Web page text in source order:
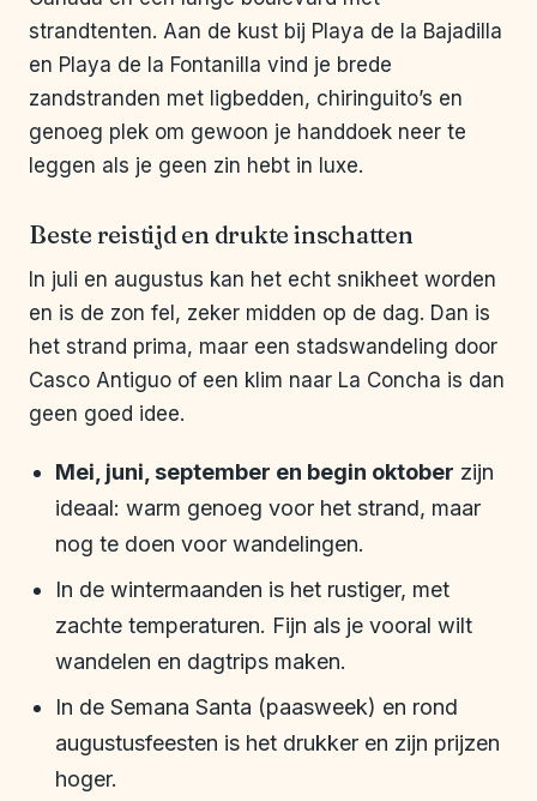
strandtenten. Aan de kust bij Playa de la Bajadilla
en Playa de la Fontanilla vind je brede
zandstranden met ligbedden, chiringuito’s en
genoeg plek om gewoon je handdoek neer te
leggen als je geen zin hebt in luxe.
Beste reistijd en drukte inschatten
In juli en augustus kan het echt snikheet worden
en is de zon fel, zeker midden op de dag. Dan is
het strand prima, maar een stadswandeling door
Casco Antiguo of een klim naar La Concha is dan
geen goed idee.
Mei, juni, september en begin oktober zijn
ideaal: warm genoeg voor het strand, maar
nog te doen voor wandelingen.
In de wintermaanden is het rustiger, met
zachte temperaturen. Fijn als je vooral wilt
wandelen en dagtrips maken.
In de Semana Santa (paasweek) en rond
augustusfeesten is het drukker en zijn prijzen
hoger.